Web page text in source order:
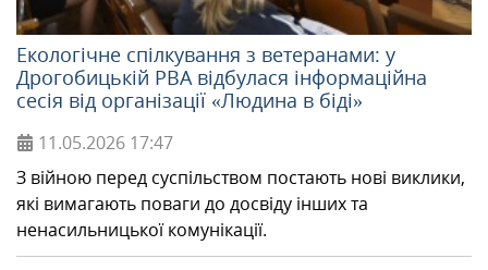
Екологічне спілкування з ветеранами: у
Дрогобицькій РВА відбулася інформаційна
сесія від організації «Людина в біді»
11.05.2026 17:47
З війною перед суспільством постають нові виклики,
які вимагають поваги до досвіду інших та
ненасильницької комунікації.